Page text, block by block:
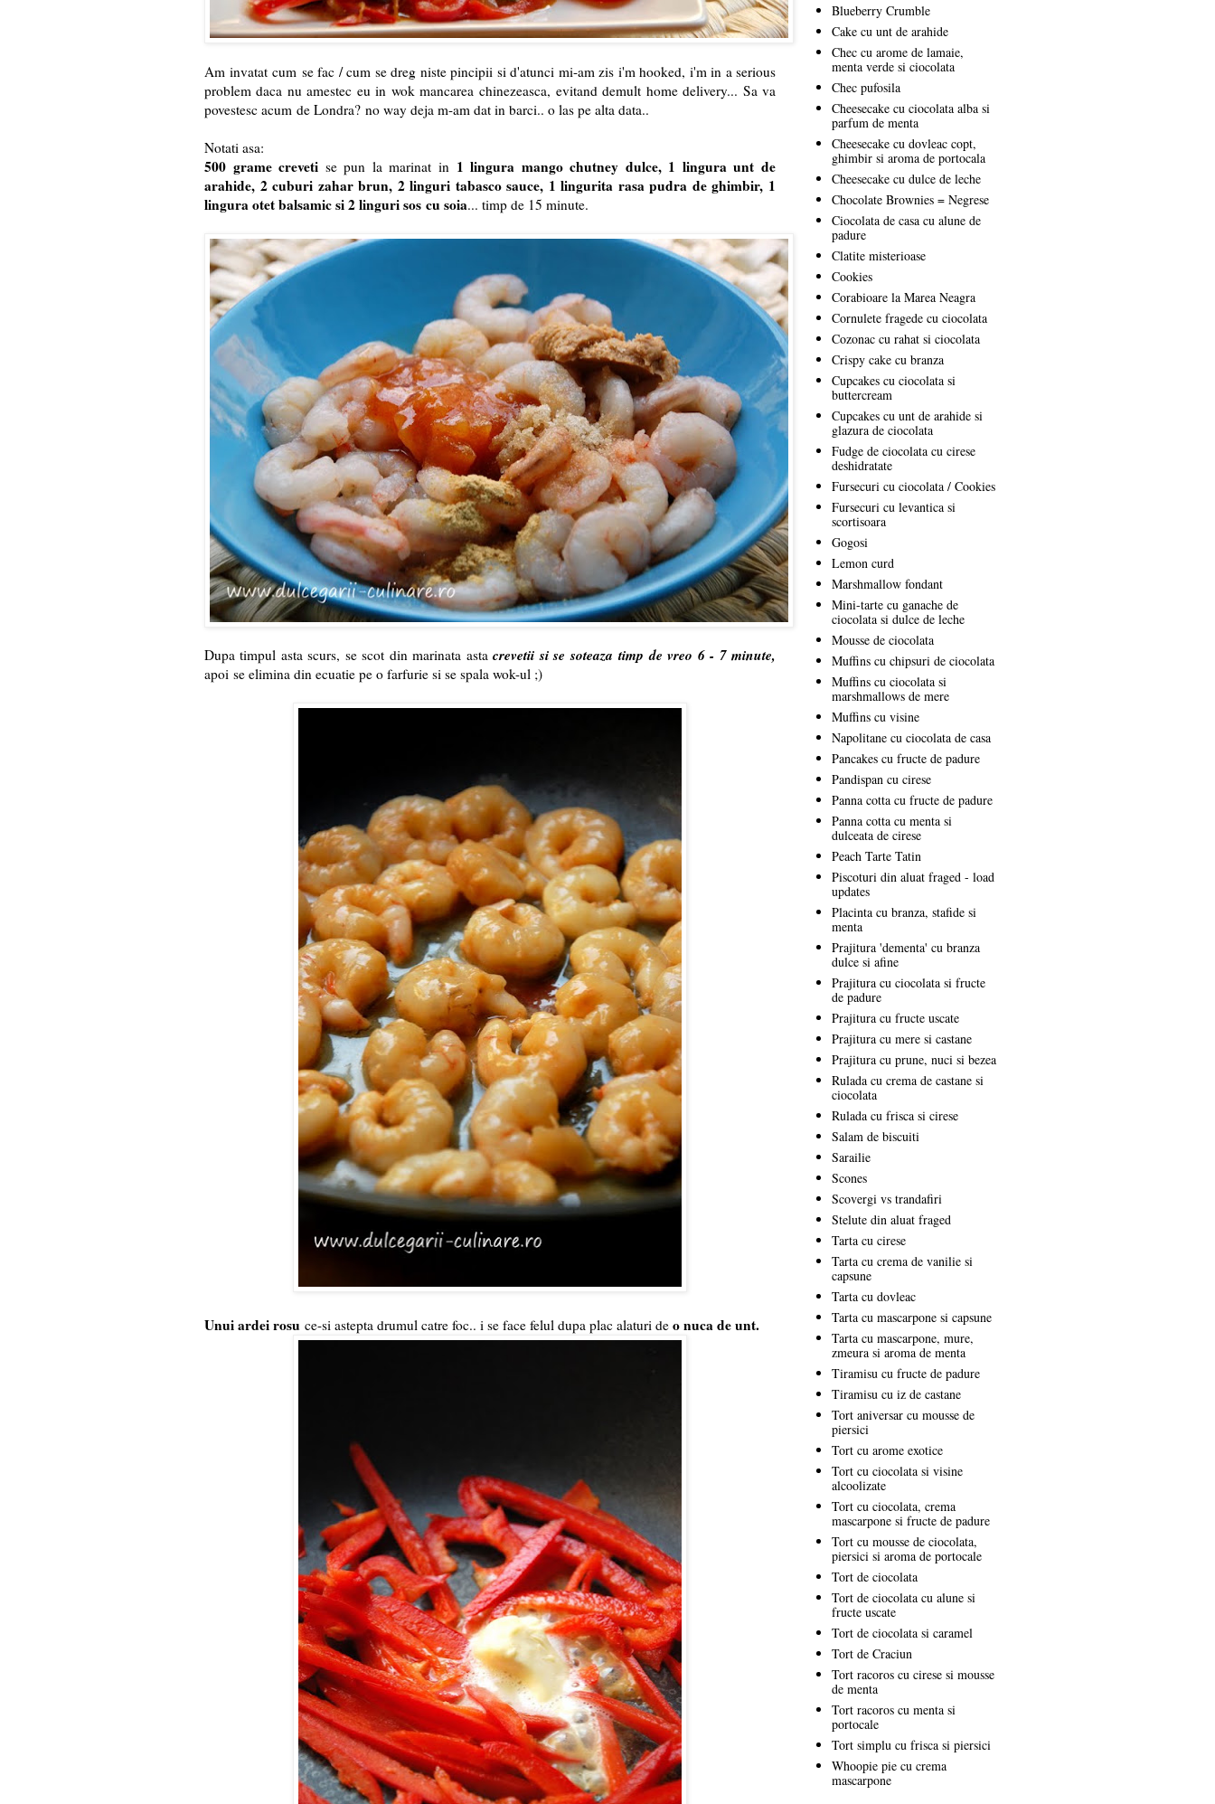
Am invatat cum se fac / cum se dreg niste pincipii si d'atunci mi-am zis i'm hooked, i'm in a serious
problem daca nu amestec eu in wok mancarea chinezeasca, evitand demult home delivery... Sa va
povestesc acum de Londra? no way deja m-am dat in barci.. o las pe alta data..
Notati asa:
500 grame creveti se pun la marinat in 1 lingura mango chutney dulce, 1 lingura unt de
arahide, 2 cuburi zahar brun, 2 linguri tabasco sauce, 1 lingurita rasa pudra de ghimbir, 1
lingura otet balsamic si 2 linguri sos cu soia... timp de 15 minute.
Dupa timpul asta scurs, se scot din marinata astacrevetii si se soteaza timp de vreo 6 - 7 minute,
apoi se elimina din ecuatie pe o farfurie si se spala wok-ul ;)
Unui ardei rosu ce-si astepta drumul catre foc.. i se face felul dupa plac alaturi de o nuca de unt.
Blueberry Crumble
Cake cu unt de arahide
Chec cu arome de lamaie,
menta verde si ciocolata
Chec pufosila
Cheesecake cu ciocolata alba si
parfum de menta
Cheesecake cu dovleac copt,
ghimbir si aroma de portocala
Cheesecake cu dulce de leche
Chocolate Brownies = Negrese
Ciocolata de casa cu alune de
padure
Clatite misterioase
Cookies
Corabioare la Marea Neagra
Cornulete fragede cu ciocolata
Cozonac cu rahat si ciocolata
Crispy cake cu branza
Cupcakes cu ciocolata si
buttercream
Cupcakes cu unt de arahide si
glazura de ciocolata
Fudge de ciocolata cu cirese
deshidratate
Fursecuri cu ciocolata / Cookies
Fursecuri cu levantica si
scortisoara
Gogosi
Lemon curd
Marshmallow fondant
Mini-tarte cu ganache de
ciocolata si dulce de leche
Mousse de ciocolata
Muffins cu chipsuri de ciocolata
Muffins cu ciocolata si
marshmallows de mere
Muffins cu visine
Napolitane cu ciocolata de casa
Pancakes cu fructe de padure
Pandispan cu cirese
Panna cotta cu fructe de padure
Panna cotta cu menta si
dulceata de cirese
Peach Tarte Tatin
Piscoturi din aluat fraged - load
updates
Placinta cu branza, stafide si
menta
Prajitura 'dementa' cu branza
dulce si afine
Prajitura cu ciocolata si fructe
de padure
Prajitura cu fructe uscate
Prajitura cu mere si castane
Prajitura cu prune, nuci si bezea
Rulada cu crema de castane si
ciocolata
Rulada cu frisca si cirese
Salam de biscuiti
Sarailie
Scones
Scovergi vs trandafiri
Stelute din aluat fraged
Tarta cu cirese
Tarta cu crema de vanilie si
capsune
Tarta cu dovleac
Tarta cu mascarpone si capsune
Tarta cu mascarpone, mure,
zmeura si aroma de menta
Tiramisu cu fructe de padure
Tiramisu cu iz de castane
Tort aniversar cu mousse de
piersici
Tort cu arome exotice
Tort cu ciocolata si visine
alcoolizate
Tort cu ciocolata, crema
mascarpone si fructe de padure
Tort cu mousse de ciocolata,
piersici si aroma de portocale
Tort de ciocolata
Tort de ciocolata cu alune si
fructe uscate
Tort de ciocolata si caramel
Tort de Craciun
Tort racoros cu cirese si mousse
de menta
Tort racoros cu menta si
portocale
Tort simplu cu frisca si piersici
Whoopie pie cu crema
mascarpone